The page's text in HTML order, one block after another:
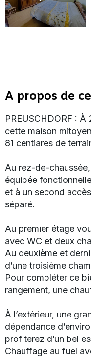
A propos de
PREUSCHDORF :
cette maison
81 centiares de
Au rez-de-chaussée,
équipée
et à un second
séparé.
Au premier étage
avec WC et deux
Au deuxième et
d’une troisième
Pour compléter ce
rangement, une
À l’extérieur, une
dépendance
profiterez d’un bel
Chauffage au fuel